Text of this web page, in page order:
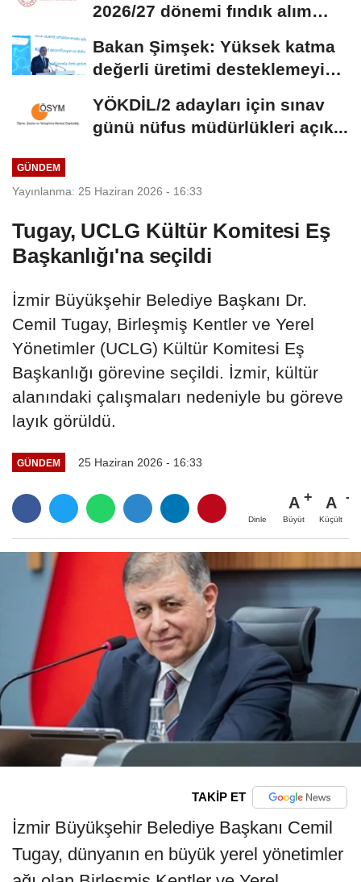
2026/27 dönemi fındık alım
Bakan Şimşek: Yüksek katma
değerli üretimi desteklemeyi
sürdüreceğiz
YÖKDİL/2 adayları için sınav
günü nüfus müdürlükleri açık...
GÜNDEM
Yayınlanma: 25 Haziran 2026 - 16:33
Tugay, UCLG Kültür Komitesi Eş
Başkanlığı'na seçildi
İzmir Büyükşehir Belediye Başkanı Dr.
Cemil Tugay, Birleşmiş Kentler ve Yerel
Yönetimler (UCLG) Kültür Komitesi Eş
Başkanlığı görevine seçildi. İzmir, kültür
alanındaki çalışmaları nedeniyle bu göreve
layık görüldü.
GÜNDEM 25 Haziran 2026 - 16:33
Dinle
A
Büyüt
A
Küçült
TAKİP ET
İzmir Büyükşehir Belediye Başkanı Cemil
Tugay, dünyanın en büyük yerel yönetimler